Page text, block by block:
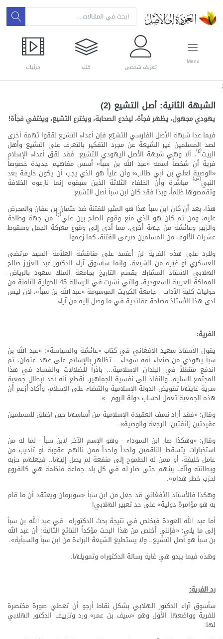
Menu
تعريف شخصي كتب مرئيات
;
الشبهة الثانية: أصل التشيع (2)
يهودي مجهول، يظهر فجأة، ليخدع الصحابة، ويخترع التشيع، ويختفي فجأة!
فيما عدا شبهة الأصل الفارسي للتشيّع فإن أعداء التشيع لفّقوا تهمة أخرى
لصد المسلمين غير الشيعة عن مجرد التفكير بالتعرف على التشيع وأهل
البيت(ع)، ألا وهي شبهة الأصل اليهودي للتشيع. فقد لفّق أعداء الإسلام
فرية أن شخصاً اسمه «عبد الله بن سبأ» أسس مفاهيم جديدة خصوصاً
«الوصية لعلي بن أبي طالب» وأن علياً هو الذي يجب أن يكون خليفة بعد
النبي(ص) مباشرة وأن الخلفاء الثلاثة الذين سبقوه إنما نازعوه الخلافة
وتقمصوها ظلماً، وبذا فقد كان ابن سبأ أصل التشيع.
هذا، بعد أن كان ابن سبأ هذا هو المثير للفتنة ضد عثمان بن عفان والمحرض
عليه، ومن ثم كان هو الذي منع وقوع الصلح بين علي(ع)من جهة وطلحة
والزبير وعائشة من جهة أخرى، مما أدى إلى وقوع معركة الجمل وسقوط
عشرات الألوف من المسلمين صرعى الفتنة، كما زعموا.
وللرد على هذه الفرية لن أعتمد على مناقشة العلاّمة السيد مرتضى
العسكري أو غيره من الشيعة، وإنما سأسوق آراء الدكتور عبد العزيز صالح
الهلابي الأستاذ المشارك بقسم التاريخ بجامعة الملك سعود بالرياض-
المملكة العربية السعودية، والتي نشرت في الرسالة 45 الحولية الثامنة من
حوليات كلية الآداب - جامعة الكويت الموسومة «عبد الله بن سبأ»، لأن ليس
لدى هذا الأستاذ مصلحة عقائدية في ما وصل إليه من آراء.
الفرية:
يقول الأستاذ سعيد الأفغاني في كتاب «عائشة والسياسة»: «عبد الله بن
سبأ يهودي من صنعاء أمه سوداء... تظاهر بالإسلام على عهد عثمان، ثم
اندفع متنقلاً في البلدان الإسلامية... باذراً للضلالات والفساد في هذا
المجتمع السليم، والنفاذ إلى نفسية الجماهير، أقطع أنه أحد أبطال جمعية
سرية غايتها تقويض الدولة الإسلامية والقضاء على الإسلام، وأكاد أزعم أن
هذه الجمعية تعمل لحساب دولة الروم...».
وقال: «فقد أراد نسف العقيدة الإسلامية من أساسها حين اختلق للمسلمين
عقيدتين زائفتين: الرجعة والوصية».
وقال: «وهكذا صار ابن السوداء - وهو الإسم الآخر لابن سبأ - لما له من
استخبارات يتسقط الناقمين واحداً واحداً ممن نالهم عقوبة أو تأديب من
عامل خليفة، أو ممن له الطموح إلى منفعة لم يصل إليها.. فجعلهم حزبه
وبطانته وألّف بينهم حتى صار له في كل بلد جماعة منظمة هي كالفروع
لحزب خطر هدام».
وهكذا فالأستاذ الأفغاني قد جعل من ابن سبأ «سوبرمان ويعتقد أن ما قام
به هو مؤامرة دولية» على حد تعبير الهلابي!
أما عبد الله العودة فيخلص في نتيجة بحث الدكتوراه في عبد الله بن سبأ
إلى ما يلي: «فإنني أخلص من هذا البحث مؤكداً النتائج التالية: أن عبد الله
بن سبأ هو أصل التشيع.. ولا يستطيع الشيعة البراءة من ابن سبأ والسبأية».
وهذه فيما يبدو هي غاية رسالة الدكتوراه وتمويلها.
رد الفرية:
سأسوق آراء الدكتور الهلابي بشكل نقاط أرجو أن تعطي صورة مختصرة
للفرية وواضعها الأول وهو «سيف بن عمر» ورد وتزييف الدكتور الهلابي
لها: